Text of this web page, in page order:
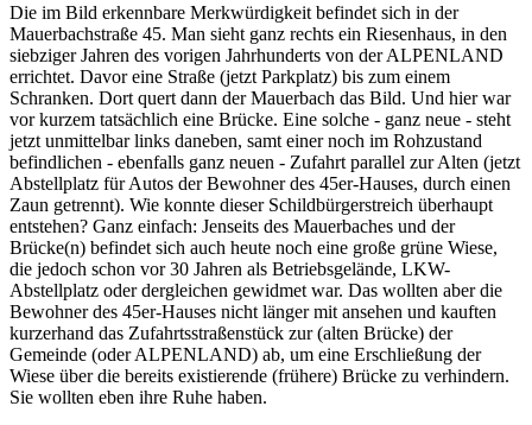
Die im Bild erkennbare Merkwürdigkeit befindet sich in der
Mauerbachstraße 45. Man sieht ganz rechts ein Riesenhaus, in den
siebziger Jahren des vorigen Jahrhunderts von der ALPENLAND
errichtet. Davor eine Straße (jetzt Parkplatz) bis zum einem
Schranken. Dort quert dann der Mauerbach das Bild. Und hier war
vor kurzem tatsächlich eine Brücke. Eine solche - ganz neue - steht
jetzt unmittelbar links daneben, samt einer noch im Rohzustand
befindlichen - ebenfalls ganz neuen - Zufahrt parallel zur Alten (jetzt
Abstellplatz für Autos der Bewohner des 45er-Hauses, durch einen
Zaun getrennt). Wie konnte dieser Schildbürgerstreich überhaupt
entstehen? Ganz einfach: Jenseits des Mauerbaches und der
Brücke(n) befindet sich auch heute noch eine große grüne Wiese,
die jedoch schon vor 30 Jahren als Betriebsgelände, LKW-
Abstellplatz oder dergleichen gewidmet war. Das wollten aber die
Bewohner des 45er-Hauses nicht länger mit ansehen und kauften
kurzerhand das Zufahrtsstraßenstück zur (alten Brücke) der
Gemeinde (oder ALPENLAND) ab, um eine Erschließung der
Wiese über die bereits existierende (frühere) Brücke zu verhindern.
Sie wollten eben ihre Ruhe haben.